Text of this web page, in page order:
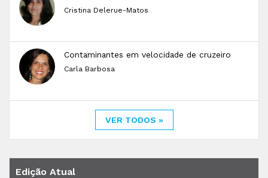
Cristina Delerue-Matos
Contaminantes em velocidade de cruzeiro
Carla Barbosa
VER TODOS »
Edição Atual